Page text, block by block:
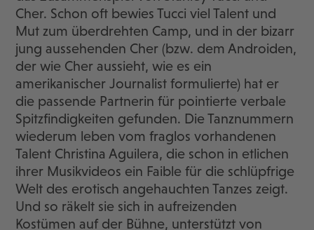
Cher. Schon oft bewies Tucci viel Talent und
Mut zum überdrehten Camp, und in der bizarr
jung aussehenden Cher (bzw. dem Androiden,
der wie Cher aussieht, wie es ein
amerikanischer Journalist formulierte) hat er
die passende Partnerin für pointierte verbale
Spitzfindigkeiten gefunden. Die Tanznummern
wiederum leben vom fraglos vorhandenen
Talent Christina Aguilera, die schon in etlichen
ihrer Musikvideos ein Faible für die schlüpfrige
Welt des erotisch angehauchten Tanzes zeigt.
Und so räkelt sie sich in aufreizenden
Kostümen auf der Bühne, unterstützt von